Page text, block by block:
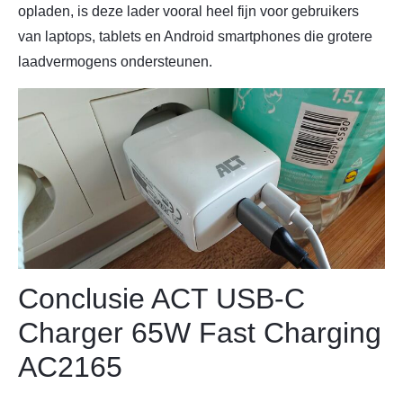
opladen, is deze lader vooral heel fijn voor gebruikers
van laptops, tablets en Android smartphones die grotere
laadvermogens ondersteunen.
Conclusie ACT USB-C
Charger 65W Fast Charging
AC2165